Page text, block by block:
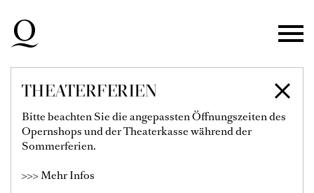
Zur Hauptnavigation springen
Zum Hauptinhalt springen
Zum Footer springen
THEATERFERIEN
Bitte beachten Sie die angepassten Öffnungszeiten des
Opernshops und der Theaterkasse während der
Sommerferien.
>>> Mehr Infos
DUISBURGER
PHILHARMONIKER